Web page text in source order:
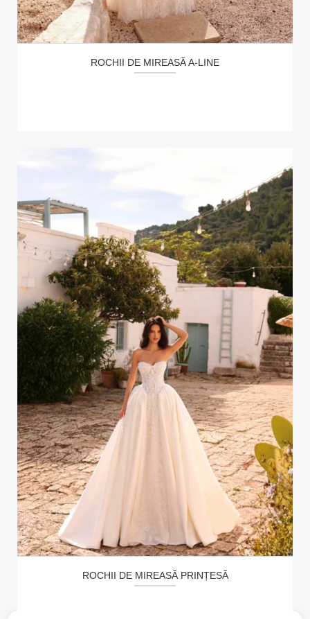
ROCHII DE MIREASĂ A-LINE
ROCHII DE MIREASĂ PRINȚESĂ